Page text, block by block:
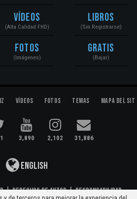
Vídeos
(Alta Calidad FHD)
Fotos
(Imágenes)
Libros
(Sin Registrarse)
Gratis
(Bajar)
Vídeos Fotos Temas Mapa del
3,890 2,102 31,886
English
|Derechos de Autor|Responsabilidad